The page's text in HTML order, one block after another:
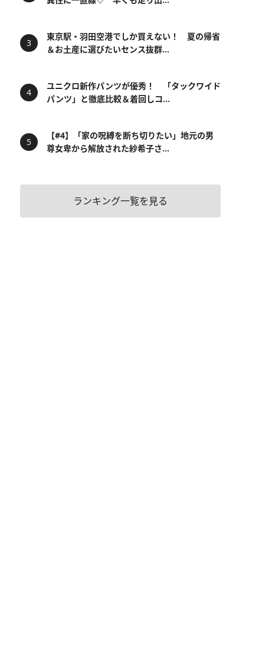
東京駅・羽田空港でしか買えない！ 夏の帰省
＆お土産に選びたいセンス抜群...
ユニクロ新作パンツが優秀！ 「タックワイド
パンツ」と徹底比較＆着回しコ...
【#4】「家の呪縛を断ち切りたい」地元の男
尊女卑から解放された紗希子さ...
ランキング一覧を見る